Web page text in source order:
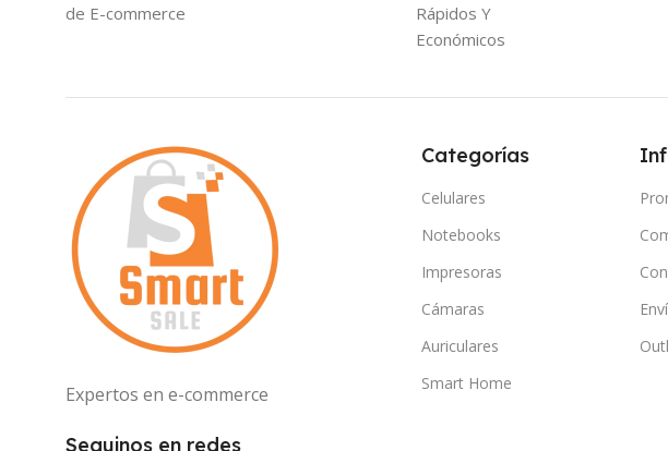
de E-commerce
Rápidos Y
Económicos
Expertos en e-commerce
Seguinos en redes
Categorías
Celulares
Notebooks
Impresoras
Cámaras
Auriculares
Smart Home